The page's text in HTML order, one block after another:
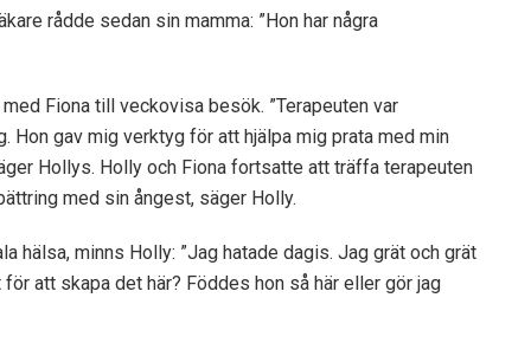
rådde sedan sin mamma: ”Hon har några
Fiona till veckovisa besök. ”Terapeuten var
Hon gav mig verktyg för att hjälpa mig prata med min
Hollys. Holly och Fiona fortsatte att träffa terapeuten
med sin ångest, säger Holly.
hälsa, minns Holly: ”Jag hatade dagis. Jag grät och grät
att skapa det här? Föddes hon så här eller gör jag